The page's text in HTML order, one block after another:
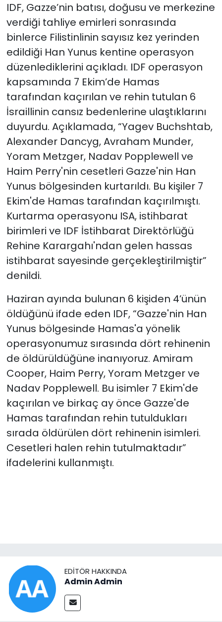
IDF, Gazze’nin batısı, doğusu ve merkezine
verdiği tahliye emirleri sonrasında
binlerce Filistinlinin sayısız kez yerinden
edildiği Han Yunus kentine operasyon
düzenlediklerini açıkladı. IDF operasyon
kapsamında 7 Ekim’de Hamas
tarafından kaçırılan ve rehin tutulan 6
İsraillinin cansız bedenlerine ulaştıklarını
duyurdu. Açıklamada, “Yagev Buchshtab,
Alexander Dancyg, Avraham Munder,
Yoram Metzger, Nadav Popplewell ve
Haim Perry'nin cesetleri Gazze'nin Han
Yunus bölgesinden kurtarıldı. Bu kişiler 7
Ekim'de Hamas tarafından kaçırılmıştı.
Kurtarma operasyonu ISA, istihbarat
birimleri ve IDF İstihbarat Direktörlüğü
Rehine Karargahı'ndan gelen hassas
istihbarat sayesinde gerçekleştirilmiştir”
denildi.
Haziran ayında bulunan 6 kişiden 4’ünün
öldüğünü ifade eden IDF, “Gazze'nin Han
Yunus bölgesinde Hamas'a yönelik
operasyonumuz sırasında dört rehinenin
de öldürüldüğüne inanıyoruz. Amiram
Cooper, Haim Perry, Yoram Metzger ve
Nadav Popplewell. Bu isimler 7 Ekim'de
kaçırılan ve birkaç ay önce Gazze'de
Hamas tarafından rehin tutuldukları
sırada öldürülen dört rehinenin isimleri.
Cesetleri halen rehin tutulmaktadır”
ifadelerini kullanmıştı.
EDITÖR HAKKINDA
Admin Admin